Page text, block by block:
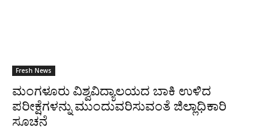
Fresh News
ಮಂಗಳೂರು ವಿಶ್ವವಿದ್ಯಾಲಯದ ಬಾಕಿ ಉಳಿದ
ಪರೀಕ್ಷೆಗಳನ್ನು ಮುಂದುವರಿಸುವಂತೆ ಜಿಲ್ಲಾಧಿಕಾರಿ
ಸೂಚನೆ